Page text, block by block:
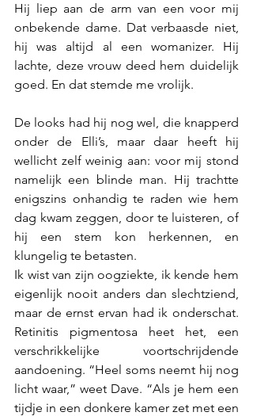
Hij liep aan de arm van een voor mij
onbekende dame. Dat verbaasde niet,
hij was altijd al een womanizer. Hij
lachte, deze vrouw deed hem duidelijk
goed. En dat stemde me vrolijk.
De looks had hij nog wel, die knapperd
onder de Elli’s, maar daar heeft hij
wellicht zelf weinig aan: voor mij stond
namelijk een blinde man. Hij trachtte
enigszins onhandig te raden wie hem
dag kwam zeggen, door te luisteren, of
hij een stem kon herkennen, en
klungelig te betasten.
Ik wist van zijn oogziekte, ik kende hem
eigenlijk nooit anders dan slechtziend,
maar de ernst ervan had ik onderschat.
Retinitis pigmentosa heet het, een
verschrikkelijke voortschrijdende
aandoening. “Heel soms neemt hij nog
licht waar,” weet Dave. “Als je hem een
tijdje in een donkere kamer zet met een